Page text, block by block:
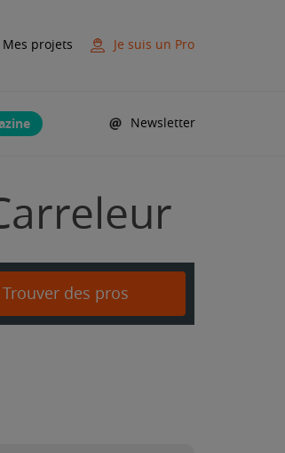
Mes projets Je suis un Pro
Newsletter
Trouver des pros